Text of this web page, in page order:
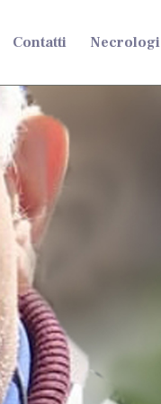
Contatti Necrologi